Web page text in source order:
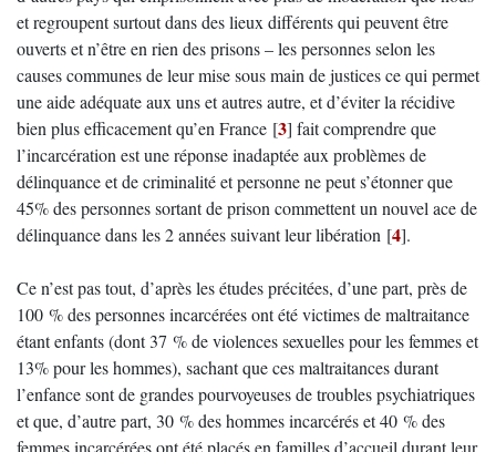
et regroupent surtout dans des lieux différents qui peuvent être
ouverts et n’être en rien des prisons – les personnes selon les
causes communes de leur mise sous main de justices ce qui permet
une aide adéquate aux uns et autres autre, et d’éviter la récidive
bien plus efficacement qu’en France [3] fait comprendre que
l’incarcération est une réponse inadaptée aux problèmes de
délinquance et de criminalité et personne ne peut s’étonner que
45% des personnes sortant de prison commettent un nouvel ace de
délinquance dans les 2 années suivant leur libération [4].
Ce n’est pas tout, d’après les études précitées, d’une part, près de
100 % des personnes incarcérées ont été victimes de maltraitance
étant enfants (dont 37 % de violences sexuelles pour les femmes et
13% pour les hommes), sachant que ces maltraitances durant
l’enfance sont de grandes pourvoyeuses de troubles psychiatriques
et que, d’autre part, 30 % des hommes incarcérés et 40 % des
femmes incarcérées ont été placés en familles d’accueil durant leur